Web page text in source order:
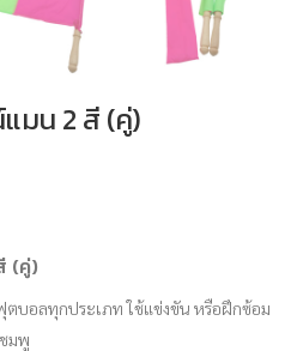
แมน 2 สี (คู่)
(คู่)
บอลทุกประเภท ใช้แข่งขัน หรือฝึกซ้อม
มพู